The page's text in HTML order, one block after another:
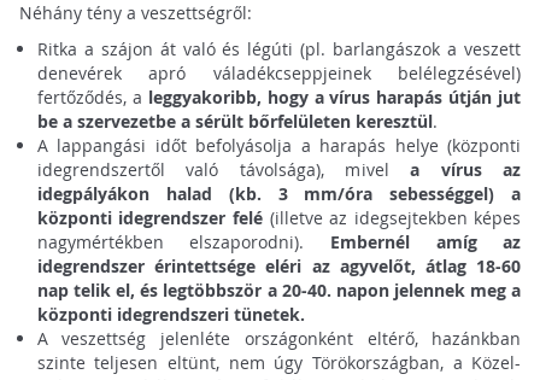
Néhány tény a veszettségről:
Ritka a szájon át való és légúti (pl. barlangászok a veszett
denevérek apró váladékcseppjeinek belélegzésével)
fertőződés, a leggyakoribb, hogy a vírus harapás útján jut
be a szervezetbe a sérült bőrfelületen keresztül.
A lappangási időt befolyásolja a harapás helye (központi
idegrendszertől való távolsága), mivela vírus az
idegpályákon halad (kb. 3 mm/óra sebességgel) a
központi idegrendszer felé(illetve az idegsejtekben képes
nagymértékben elszaporodni). Embernél amíg az
idegrendszer érintettsége eléri az agyvelőt, átlag 18-60
nap telik el, és legtöbbször a 20-40. napon jelennek meg a
központi idegrendszeri tünetek.
A veszettség jelenléte országonként eltérő, hazánkban
szinte teljesen eltünt, nem úgy Törökországban, a Közel-